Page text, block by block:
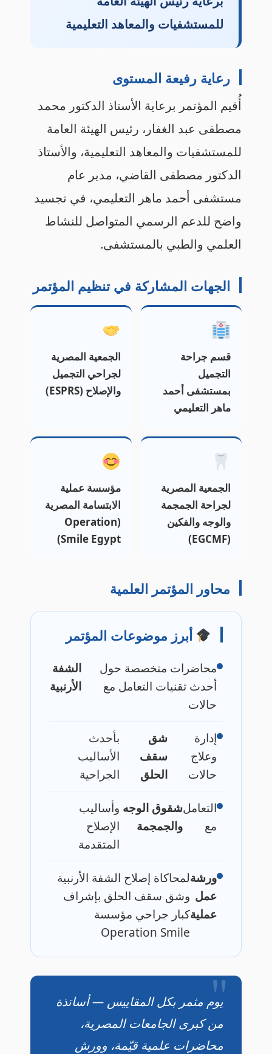
للمستشفيات والمعاهد التعليمية
رعاية رفيعة المستوى
أُقيم المؤتمر برعاية الأستاذ الدكتور محمد
مصطفى عبد الغفار، رئيس الهيئة العامة
للمستشفيات والمعاهد التعليمية، والأستاذ
الدكتور مصطفى القاضي، مدير عام
مستشفى أحمد ماهر التعليمي، في تجسيد
واضح للدعم الرسمي المتواصل للنشاط
العلمي والطبي بالمستشفى.
الجهات المشاركة في تنظيم المؤتمر
قسم جراحة
التجميل
بمستشفى أحمد
ماهر التعليمي
الجمعية المصرية
لجراحي التجميل
والإصلاح (ESPRS)
الجمعية المصرية
لجراحة الجمجمة
والوجه والفكين
(EGCMF)
مؤسسة عملية
الابتسامة المصرية
(Operation
Smile Egypt)
محاور المؤتمر العلمية
أبرز موضوعات المؤتمر
محاضرات متخصصة حول
أحدث تقنيات التعامل مع
حالات
الشفة
الأرنبية
إدارة
وعلاج
حالات
شق
سقف
الحلق
بأحدث
الأساليب
الجراحية
التعامل
مع
شقوق الوجه
والجمجمة
وأساليب
الإصلاح
المتقدمة
ورشة
عمل
عملية
لمحاكاة إصلاح الشفة الأرنبية
وشق سقف الحلق بإشراف
كبار جراحي مؤسسة
Operation Smile
يوم مثمر بكل المقاييس — أساتذة
من كبرى الجامعات المصرية،
محاضرات علمية قيّمة، وورش